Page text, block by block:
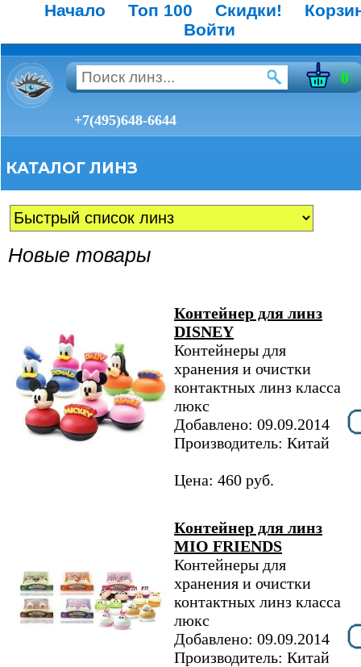
Начало Топ 100 Скидки!
Войти
0
+7(495)648-6644
КАТАЛОГ ЛИНЗ
Новые товары
Контейнер для линз
DISNEY
Контейнеры для
хранения и очистки
контактных линз класса
люкс
Добавлено: 09.09.2014
Производитель: Китай
Цена: 460 руб.
Контейнер для линз
MIO FRIENDS
Контейнеры для
хранения и очистки
контактных линз класса
люкс
Добавлено: 09.09.2014
Производитель: Китай